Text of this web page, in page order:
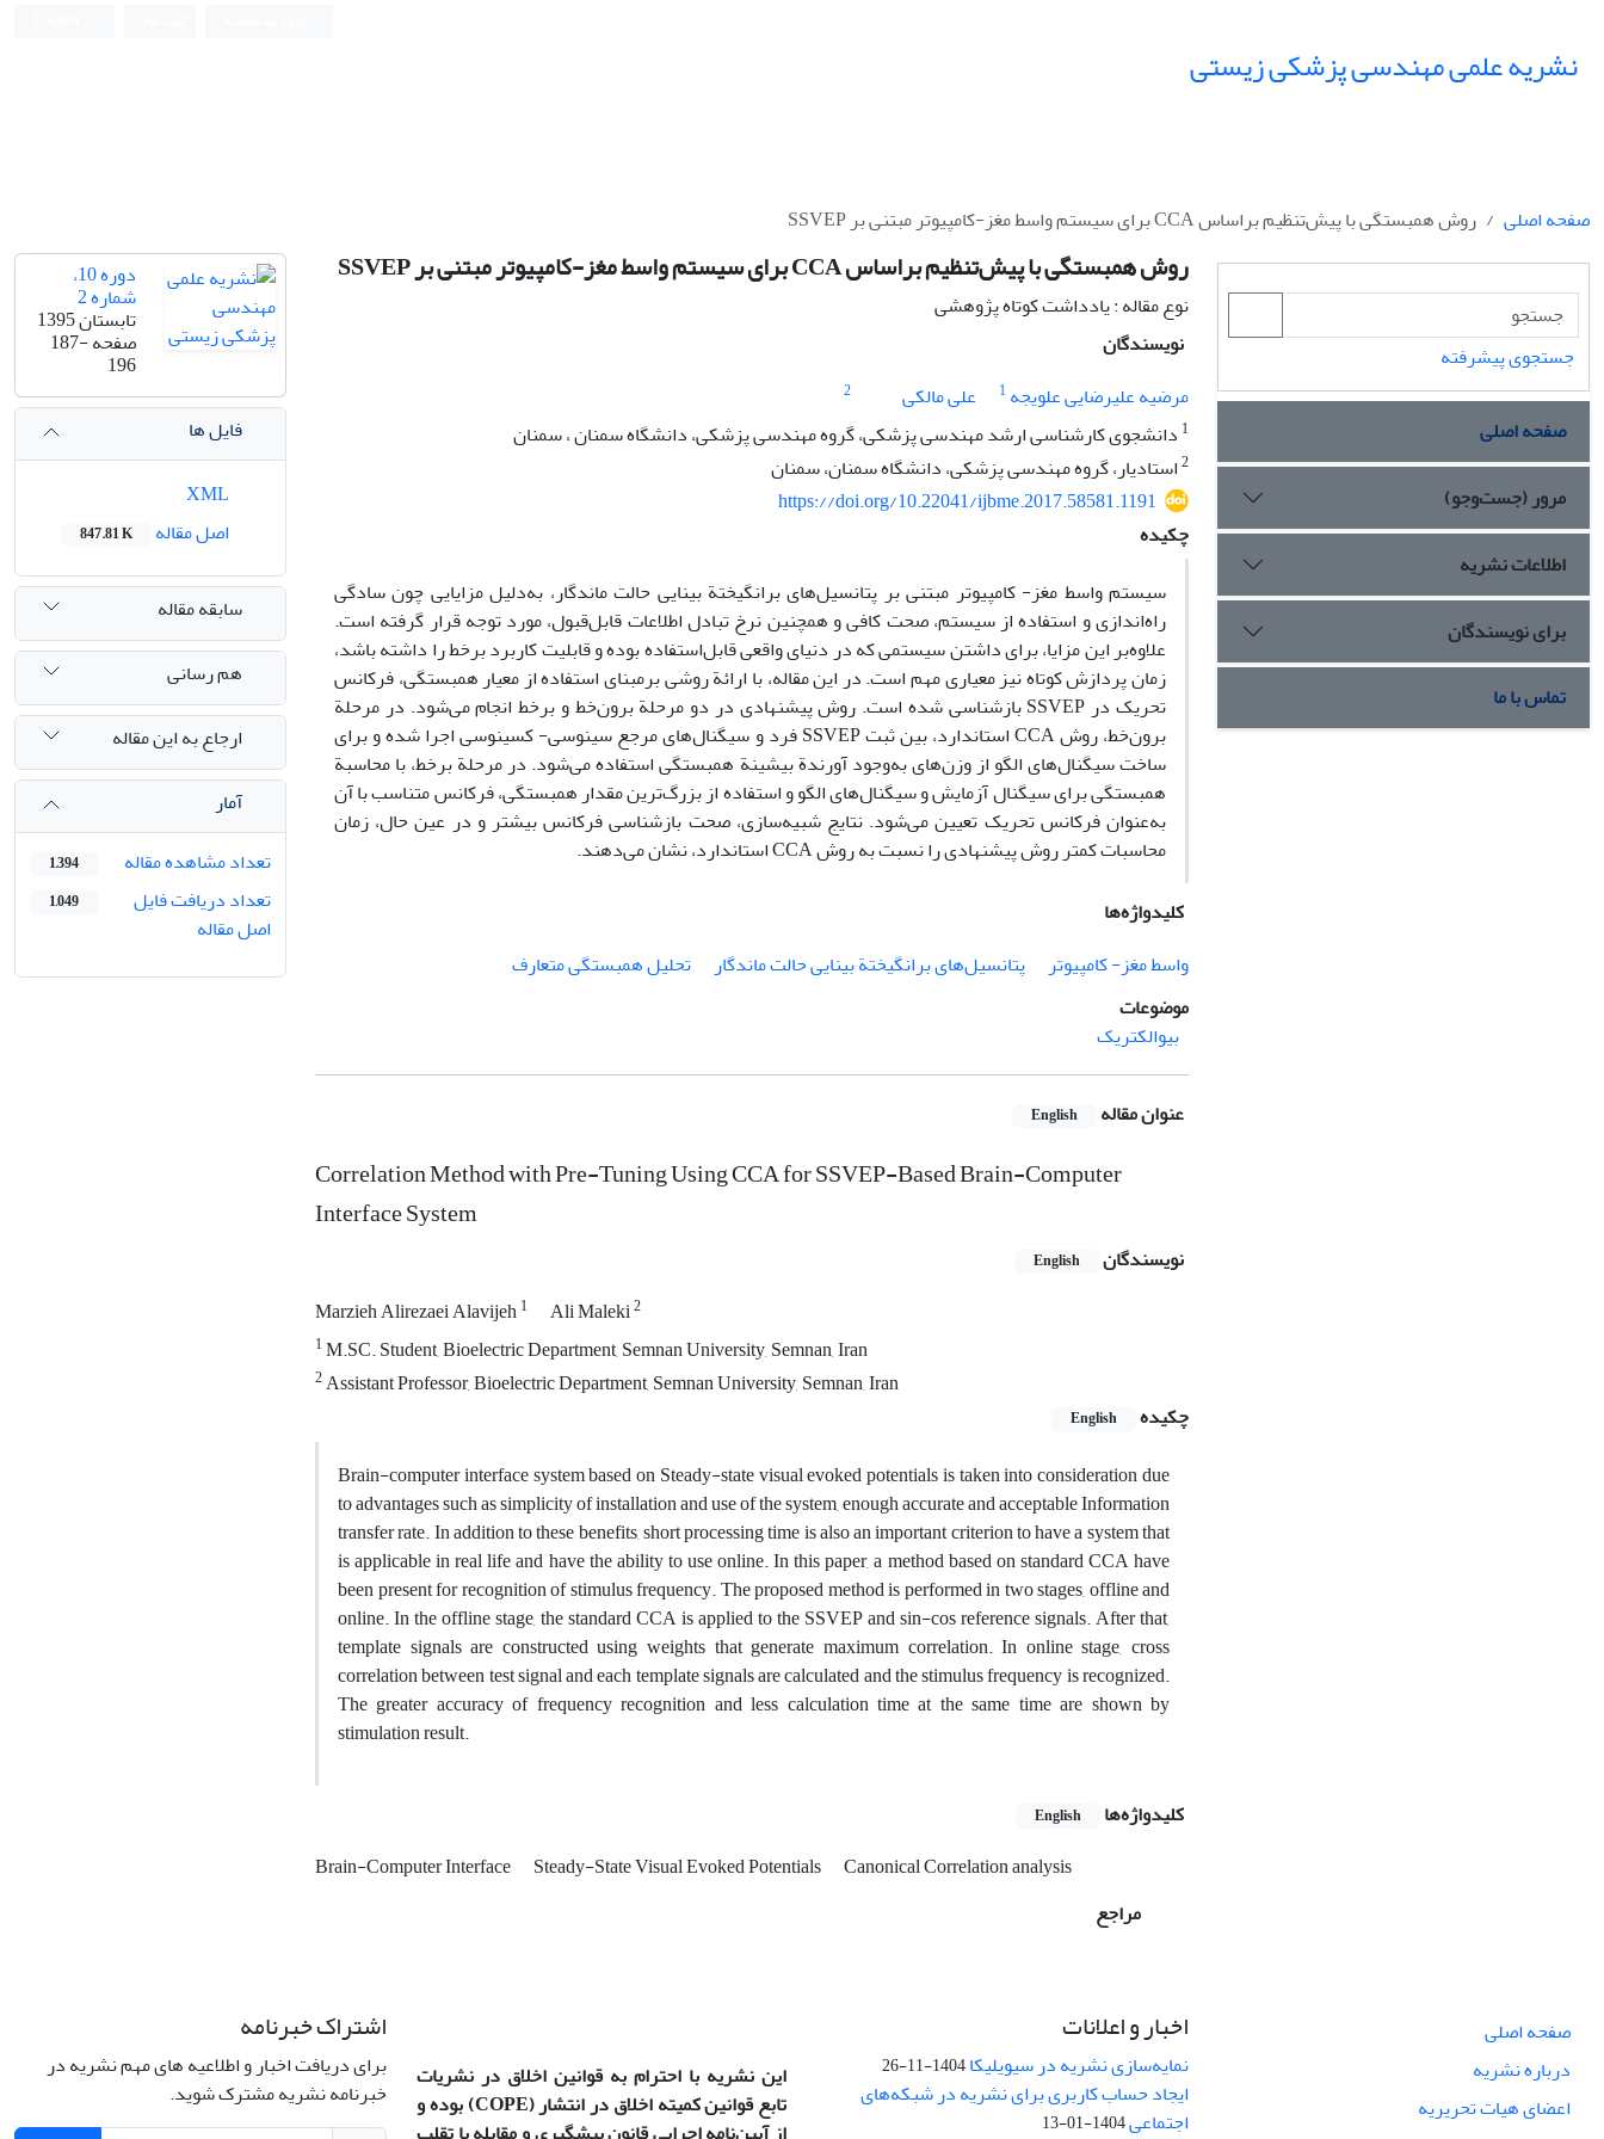
نشریه علمی مهندسی پزشکی زیستی
صفحه اصلی روش همبستگی با پیش‌تنظیم براساس CCA برای سیستم واسط مغز-کامپیوتر مبتنی بر SSVEP
روش همبستگی با پیش‌تنظیم براساس CCA برای سیستم واسط مغز-کامپیوتر مبتنی بر SSVEP
نوع مقاله : یادداشت کوتاه پژوهشی
نویسندگان
مرضیه علیرضایی علویجه 1 علی مالکی
2
1 دانشجوی کارشناسی ارشد مهندسی پزشکی، گروه مهندسی پزشکی، دانشگاه سمنان ، سمنان
2استادیار، گروه مهندسی پزشکی، دانشگاه سمنان، سمنان
https://doi.org/10.22041/ijbme.2017.58581.1191
چکیده
سیستم واسط مغز- کامپیوتر مبتنی بر پتانسیل‌های برانگیختة بینایی حالت ماندگار، به‌دلیل مزایایی چون سادگی
راه‌اندازی و استفاده از سیستم، صحت کافی و همچنین نرخ تبادل اطلاعات قابل‌قبول، مورد‌ توجه قرار‌ گرفته‌ است.
علاوه‌بر این مزایا، برای داشتن سیستمی که در دنیای واقعی قابل‌استفاده بوده و قابلیت کاربرد برخط را داشته باشد،
زمان پردازش کوتاه نیز معیاری مهم است. در این مقاله، با ارائة روشی بر‌مبنای استفاده از معیار همبستگی، فرکانس
تحریک در SSVEP بازشناسی شده است. روش پیشنهادی در دو مرحلة برون‌خط و برخط انجام می‌شود. در مرحلة
برون‌خط، روش CCA استاندارد، بین ثبت SSVEP فرد و سیگنال‌های مرجع سینوسی- کسینوسی اجرا شده و برای
ساخت سیگنال‌های الگو از وزن‌های به‌وجود آورندة بیشینة همبستگی استفاده می‌شود. در مرحلة برخط، با محاسبة
همبستگی برای سیگنال آزمایش و سیگنال‌های الگو و استفاده از بزرگ‌ترین مقدار همبستگی، فرکانس متناسب با آن
به‌عنوان فرکانس تحریک تعیین می‌شود. نتایج شبیه‌سازی، صحت بازشناسی فرکانس بیشتر و در عین حال، زمان
محاسبات کمتر روش پیشنهادی را نسبت به روش CCA استاندارد، نشان‌ می‌دهند.
کلیدواژه‌ها
واسط مغز- کامپیوتر
پتانسیل‌های برانگیختة بینایی حالت ماندگار
تحلیل همبستگی متعارف
موضوعات
بیوالکتریک
عنوان مقاله English
Correlation Method with Pre-Tuning Using CCA for SSVEP-Based Brain-Computer
Interface System
نویسندگان English
Marzieh Alirezaei Alavijeh1 Ali Maleki2
1M.SC. Student, Bioelectric Department, Semnan University, Semnan, Iran
2Assistant Professor, Bioelectric Department, Semnan University, Semnan, Iran
چکیده
English
Brain-computer interface system based on Steady-state visual evoked potentials is taken into consideration due
to advantages such as simplicity of installation and use of the system, enough accurate and acceptable Information
transfer rate. In addition to these benefits, short processing time is also an important criterion to have a system that
is applicable in real life and have the ability to use online. In this paper, a method based on standard CCA have
been present for recognition of stimulus frequency. The proposed method is performed in two stages, offline and
online. In the offline stage, the standard CCA is applied to the SSVEP and sin-cos reference signals. After that,
template signals are constructed using weights that generate maximum correlation. In online stage, cross
correlation between test signal and each template signals are calculated and the stimulus frequency is recognized.
The greater accuracy of frequency recognition and less calculation time at the same time are shown by
stimulation result.
کلیدواژه‌ها English
Brain-Computer Interface Steady-State Visual Evoked Potentials
Canonical Correlation analysis
مراجع
دوره 10،
شماره 2
تابستان 1395
صفحه187-
196
فایل ها
اصل مقاله
847.81 K
سابقه مقاله
هم رسانی
ارجاع به این مقاله
آمار
تعداد مشاهده مقاله
1,394
تعداد دریافت فایل
اصل مقاله
1,049
جستجوی پیشرفته
صفحه اصلی
مرور (جست‌وجو)
اطلاعات نشریه
برای نویسندگان
تماس با ما
صفحه اصلی
درباره نشریه
اعضای هیات تحریریه
اخبار و اعلانات
نمایه‌سازی نشریه در سیویلیکا1404-11-26
ایجاد حساب کاربری برای نشریه در شبکه‌های
اجتماعی1404-01-13
این نشریه با احترام به قوانین اخلاق در نشریات
تابع قوانین کمیته اخلاق در انتشار(COPE)بوده و
اشتراک خبرنامه
برای دریافت اخبار و اطلاعیه های مهم نشریه در
خبرنامه نشریه مشترک شوید.